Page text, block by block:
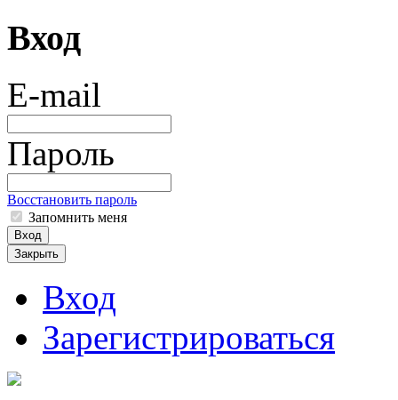
Вход
E-mail
Пароль
Восстановить пароль
Запомнить меня
Вход
Закрыть
Вход
Зарегистрироваться